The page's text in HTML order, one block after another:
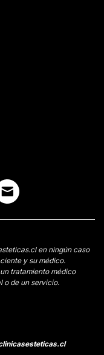
en ningún caso
y su médico.
tratamiento médico
o de un servicio.